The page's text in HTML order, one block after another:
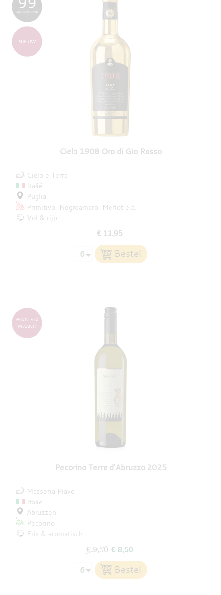
Cielo 1908 Oro di Gio Rosso
LUCA MARONI
NIEUW
Cielo e Terra
Italië
Puglia
Primitivo Negroamaro Merlot e.a.
Vol & rijp
€ 13,95
Pecorino Terre d'Abruzzo 2025
WIJN V/D
MAAND
Masseria Piave
Italië
Abruzzen
Pecorino
Fris & aromatisch
€ 9,50 € 8,50